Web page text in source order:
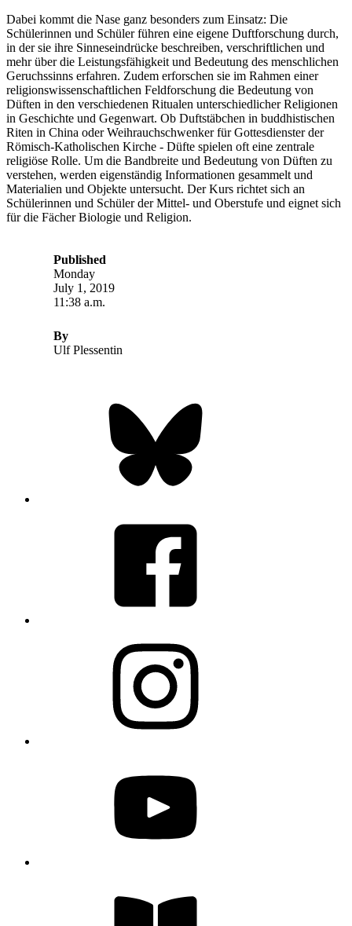
Dabei kommt die Nase ganz besonders zum Einsatz: Die
Schülerinnen und Schüler führen eine eigene Duftforschung durch,
in der sie ihre Sinneseindrücke beschreiben, verschriftlichen und
mehr über die Leistungsfähigkeit und Bedeutung des menschlichen
Geruchssinns erfahren. Zudem erforschen sie im Rahmen einer
religionswissenschaftlichen Feldforschung die Bedeutung von
Düften in den verschiedenen Ritualen unterschiedlicher Religionen
in Geschichte und Gegenwart. Ob Duftstäbchen in buddhistischen
Riten in China oder Weihrauchschwenker für Gottesdienster der
Römisch-Katholischen Kirche - Düfte spielen oft eine zentrale
religiöse Rolle. Um die Bandbreite und Bedeutung von Düften zu
verstehen, werden eigenständig Informationen gesammelt und
Materialien und Objekte untersucht. Der Kurs richtet sich an
Schülerinnen und Schüler der Mittel- und Oberstufe und eignet sich
für die Fächer Biologie und Religion.
Published
Monday
July 1, 2019
11:38 a.m.
By
Ulf Plessentin